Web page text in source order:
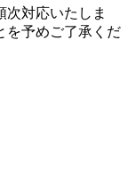
次対応いたしま
を予めご了承くだ